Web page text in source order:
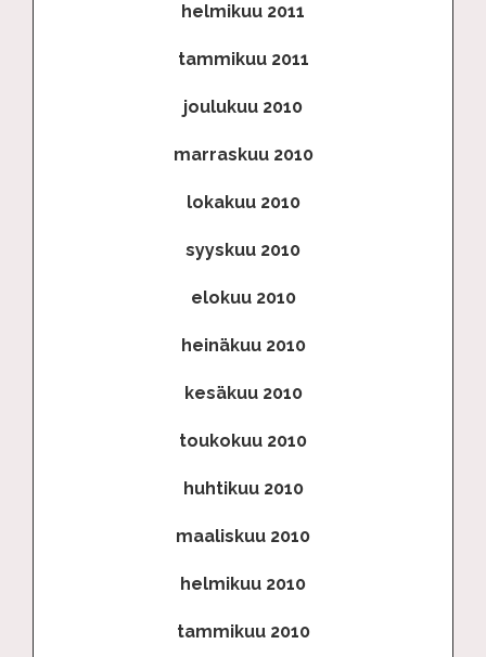
helmikuu 2011
tammikuu 2011
joulukuu 2010
marraskuu 2010
lokakuu 2010
syyskuu 2010
elokuu 2010
heinäkuu 2010
kesäkuu 2010
toukokuu 2010
huhtikuu 2010
maaliskuu 2010
helmikuu 2010
tammikuu 2010